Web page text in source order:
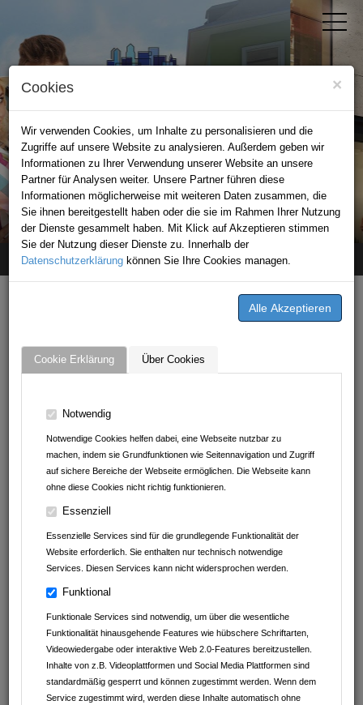
×
Cookies
Wir verwenden Cookies, um Inhalte zu personalisieren und die
Zugriffe auf unsere Website zu analysieren. Außerdem geben wir
Informationen zu Ihrer Verwendung unserer Website an unsere
Partner für Analysen weiter. Unsere Partner führen diese
Informationen möglicherweise mit weiteren Daten zusammen, die
Sie ihnen bereitgestellt haben oder die sie im Rahmen Ihrer Nutzung
der Dienste gesammelt haben. Mit Klick auf Akzeptieren stimmen
Sie der Nutzung dieser Dienste zu. Innerhalb der
Datenschutzerklärung können Sie Ihre Cookies managen.
Cookie Erklärung Über Cookies
Notwendig
Notwendige Cookies helfen dabei, eine Webseite nutzbar zu
machen, indem sie Grundfunktionen wie Seitennavigation und Zugriff
auf sichere Bereiche der Webseite ermöglichen. Die Webseite kann
ohne diese Cookies nicht richtig funktionieren.
Essenziell
Essenzielle Services sind für die grundlegende Funktionalität der
Website erforderlich. Sie enthalten nur technisch notwendige
Services. Diesen Services kann nicht widersprochen werden.
Funktional
Funktionale Services sind notwendig, um über die wesentliche
Funktionalität hinausgehende Features wie hübschere Schriftarten,
Videowiedergabe oder interaktive Web 2.0-Features bereitzustellen.
Inhalte von z.B. Videoplattformen und Social Media Plattformen sind
standardmäßig gesperrt und können zugestimmt werden. Wenn dem
Service zugestimmt wird, werden diese Inhalte automatisch ohne
STADTPORTAL KAISERSLAUTERN
Home Alle Unternehmen
ALLE UNTERNEHMEN
Eisenbahnstraße 62
67655 Kaiserslautern
Rheinland-Pfalz
Deutschland
PROFIL